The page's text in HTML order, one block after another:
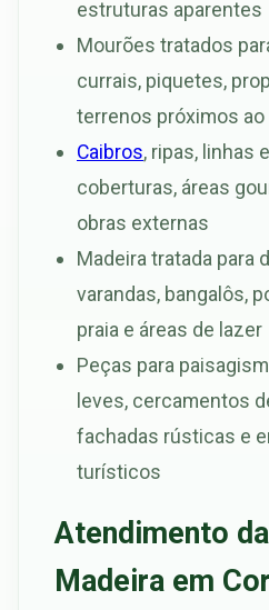
estruturas aparentes
Mourões tratados
currais, piquetes,
terrenos próximos ao
Caibros, ripas, linhas
coberturas, áreas
obras externas
Madeira tratada para
varandas, bangalôs,
praia e áreas de lazer
Peças para
leves, cercamentos
fachadas rústicas e
turísticos
Atendimento
Madeira em